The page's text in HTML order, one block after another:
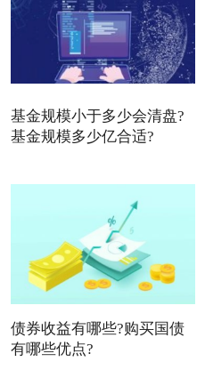
基金规模小于多少会清盘?
基金规模多少亿合适?
债券收益有哪些?购买国债
有哪些优点?